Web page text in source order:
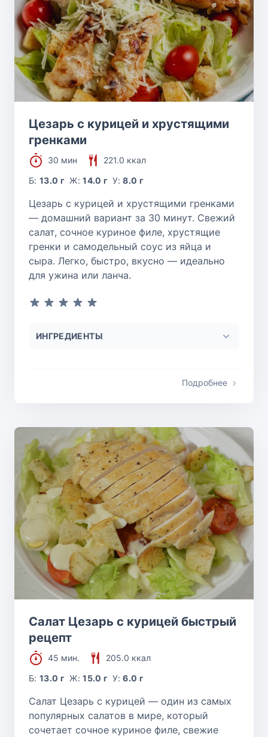
Цезарь с курицей и хрустящими
гренками
30 мин
221.0 ккал
Б:13.0 г Ж:14.0 г У:8.0 г
Цезарь с курицей и хрустящими гренками
— домашний вариант за 30 минут. Свежий
салат, сочное куриное филе, хрустящие
гренки и самодельный соус из яйца и
сыра. Легко, быстро, вкусно — идеально
для ужина или ланча.
ИНГРЕДИЕНТЫ
Подробнее
Салат Цезарь с курицей быстрый
рецепт
45 мин.
205.0 ккал
Б:13.0 г Ж:15.0 г У:6.0 г
Салат Цезарь с курицей — один из самых
популярных салатов в мире, который
сочетает сочное куриное филе, свежие